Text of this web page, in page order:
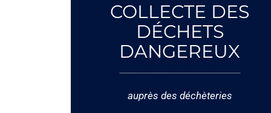
COLLECTE DES
DÉCHETS
DANGEREUX
auprès des déchèteries